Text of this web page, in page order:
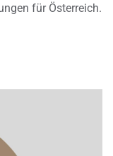
für Österreich.